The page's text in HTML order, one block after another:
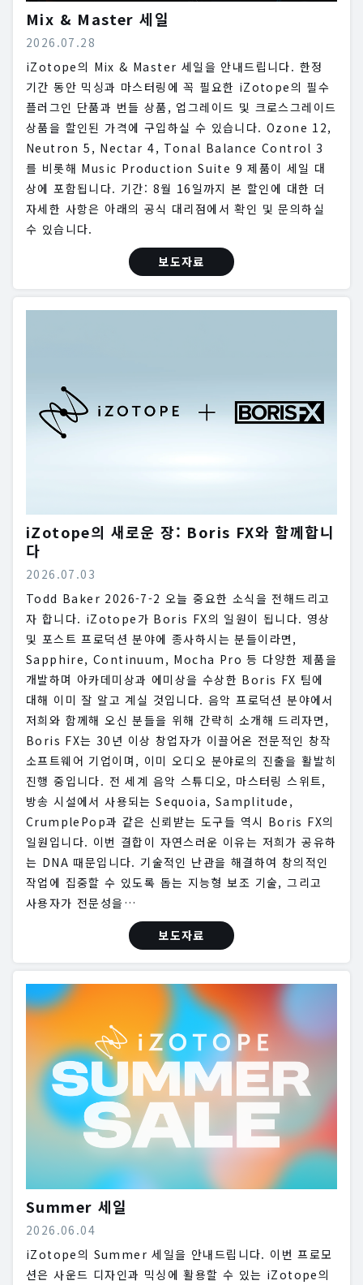
Mix & Master 세일
2026.07.28
iZotope의 Mix & Master 세일을 안내드립니다. 한정
기간 동안 믹싱과 마스터링에 꼭 필요한 iZotope의 필수
플러그인 단품과 번들 상품, 업그레이드 및 크로스그레이드
상품을 할인된 가격에 구입하실 수 있습니다. Ozone 12,
Neutron 5, Nectar 4, Tonal Balance Control 3
를 비롯해 Music Production Suite 9 제품이 세일 대
상에 포함됩니다. 기간: 8월 16일까지 본 할인에 대한 더
자세한 사항은 아래의 공식 대리점에서 확인 및 문의하실
수 있습니다.
보도자료
iZotope의 새로운 장: Boris FX와 함께합니
다
2026.07.03
Todd Baker 2026-7-2 오늘 중요한 소식을 전해드리고
자 합니다. iZotope가 Boris FX의 일원이 됩니다. 영상
및 포스트 프로덕션 분야에 종사하시는 분들이라면,
Sapphire, Continuum, Mocha Pro 등 다양한 제품을
개발하며 아카데미상과 에미상을 수상한 Boris FX 팀에
대해 이미 잘 알고 계실 것입니다. 음악 프로덕션 분야에서
저희와 함께해 오신 분들을 위해 간략히 소개해 드리자면,
Boris FX는 30년 이상 창업자가 이끌어온 전문적인 창작
소프트웨어 기업이며, 이미 오디오 분야로의 진출을 활발히
진행 중입니다. 전 세계 음악 스튜디오, 마스터링 스위트,
방송 시설에서 사용되는 Sequoia, Samplitude,
CrumplePop과 같은 신뢰받는 도구들 역시 Boris FX의
일원입니다. 이번 결합이 자연스러운 이유는 저희가 공유하
는 DNA 때문입니다. 기술적인 난관을 해결하여 창의적인
작업에 집중할 수 있도록 돕는 지능형 보조 기술, 그리고
사용자가 전문성을…
보도자료
Summer 세일
2026.06.04
iZotope의 Summer 세일을 안내드립니다. 이번 프로모
션은 사운드 디자인과 믹싱에 활용할 수 있는 iZotope의